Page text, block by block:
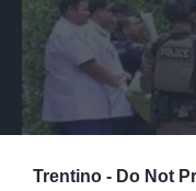
Trentino - Do Not
MONDO